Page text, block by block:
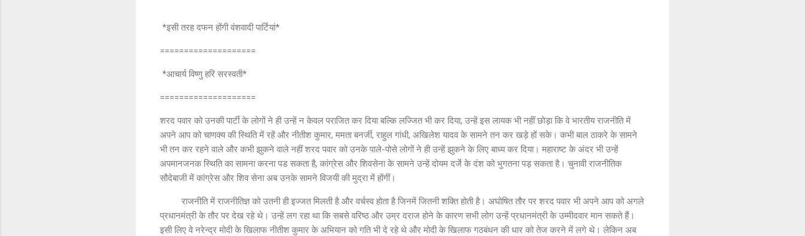
*इसी तरह दफन होंगी वंशवादी पार्टियां*
====================
*आचार्य विष्णु हरि सरस्वती*
====================
शरद पवार को उनकी पार्टी के लोगों ने ही उन्हें न केवल पराजित कर दिया बल्कि लज्जित भी कर दिया, उन्हें इस लायक भी नहीं छोड़ा कि वे भारतीय राजनीति में
अपने आप को चाणक्य की स्थिति में रहें और नीतीश कुमार, ममता बनर्जी, राहुल गांधी, अखिलेश यादव के सामने तन कर खड़े हों सके। कभी बाल ठाकरे के सामने
भी तन कर रहने वाले और कभी झुकने वाले नहीं शरद पवार को उनके पाले-पोसे लोगों ने ही उन्हें झुकने के लिए बाध्य कर दिया। महाराष्ट के अंदर भी उन्हें
अपमानजनक स्थिति का सामना करना पड सकता है, कांग्रेस और शिवसेना के सामने उन्हें दोयम दर्जे के दंश को भुगतना पड़ सकता है। चुनावी राजनीतिक
सौदेबाजी में कांग्रेस और शिव सेना अब उनके सामने विजयी की मुद्रा में होंगीं।
राजनीति में राजनीतिज्ञ को उतनी ही इज्जत मिलती है और वर्चस्व होता है जिनमें जितनी शक्ति होती है। अघोषित तौर पर शरद पवार भी अपने आप को अगले
प्रधानमंत्री के तौर पर देख रहे थे। उन्हें लग रहा था कि सबसे वरिष्ठ और उम्र दराज होने के कारण सभी लोग उन्हें प्रधानमंत्री के उम्मीदवार मान सकते हैं।
इसी लिए वे नरेन्द्र मोदी के खिलाफ नीतीश कुमार के अभियान को गति भी दे रहे थे और मोदी के खिलाफ गठबंधन की धार को तेज करने में लगे थे। लेकिन अब